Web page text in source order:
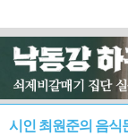
시인 최원준의 음식